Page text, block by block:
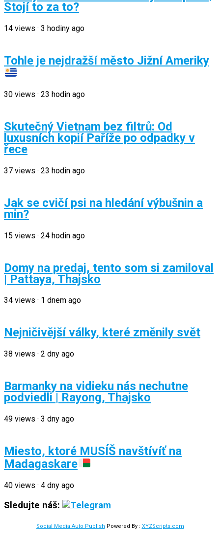
Stojí to za to?
14 views · 3 hodiny ago
Tohle je nejdražší město Jižní Ameriky
30 views · 23 hodin ago
Skutečný Vietnam bez filtrů: Od
luxusních kopií Paříže po odpadky v
řece
37 views · 23 hodin ago
Jak se cvičí psi na hledání výbušnin a
min?
15 views · 24 hodin ago
Domy na predaj, tento som si zamiloval
| Pattaya, Thajsko
34 views · 1 dnem ago
Nejničivější války, které změnily svět
38 views · 2 dny ago
Barmanky na vidieku nás nechutne
podviedli | Rayong, Thajsko
49 views · 3 dny ago
Miesto, ktoré MUSÍŠ navštívíť na
Madagaskare
40 views · 4 dny ago
Sledujte náš:
Social Media Auto Publish Powered By : XYZScripts.com